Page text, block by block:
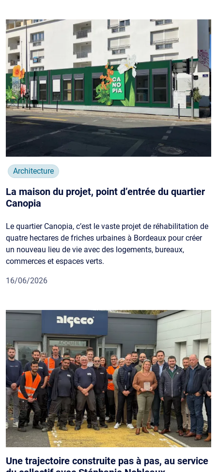
Architecture
La maison du projet, point d’entrée du quartier
Canopia
Le quartier Canopia, c’est le vaste projet de réhabilitation de
quatre hectares de friches urbaines à Bordeaux pour créer
un nouveau lieu de vie avec des logements, bureaux,
commerces et espaces verts.
16/06/2026
Une trajectoire construite pas à pas, au service